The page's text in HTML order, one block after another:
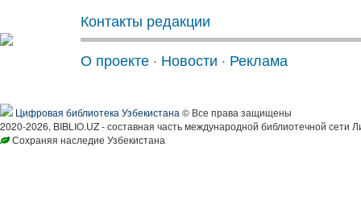
Контакты редакции
О проекте · Новости · Реклама
Цифровая библиотека Узбекистана © Все права защищены
2020-2026, BIBLIO.UZ - составная часть международной библиотечной сети
Сохраняя наследие Узбекистана